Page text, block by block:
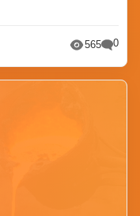
565 0